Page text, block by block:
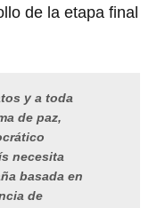
de la etapa final
y a toda
de paz,
necesita
basada en
de